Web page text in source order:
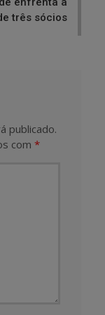
três sócios
publicado.
com *